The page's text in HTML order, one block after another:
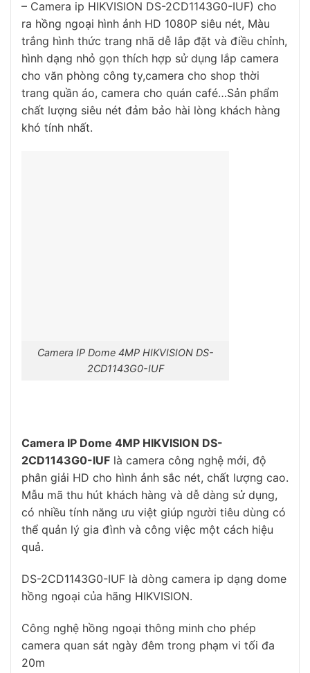
– Camera ip HIKVISION DS-2CD1143G0-IUF) cho
ra hồng ngoại hình ảnh HD 1080P siêu nét, Màu
trắng hình thức trang nhã dễ lắp đặt và điều chỉnh,
hình dạng nhỏ gọn thích hợp sử dụng lắp camera
cho văn phòng công ty,camera cho shop thời
trang quần áo, camera cho quán café…Sản phẩm
chất lượng siêu nét đảm bảo hài lòng khách hàng
khó tính nhất.
Camera IP Dome 4MP HIKVISION DS-
2CD1143G0-IUF
Camera IP Dome 4MP HIKVISION DS-
2CD1143G0-IUF là camera công nghệ mới, độ
phân giải HD cho hình ảnh sắc nét, chất lượng cao.
Mẫu mã thu hút khách hàng và dễ dàng sử dụng,
có nhiều tính năng ưu việt giúp người tiêu dùng có
thể quản lý gia đình và công việc một cách hiệu
quả.
DS-2CD1143G0-IUF là dòng camera ip dạng dome
hồng ngoại của hãng HIKVISION.
Công nghệ hồng ngoại thông minh cho phép
camera quan sát ngày đêm trong phạm vi tối đa
20m